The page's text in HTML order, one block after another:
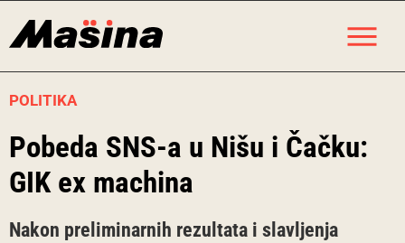
POLITIKA
Pobeda SNS-a u Nišu i Čačku:
GIK ex machina
Nakon preliminarnih rezultata i slavljenja